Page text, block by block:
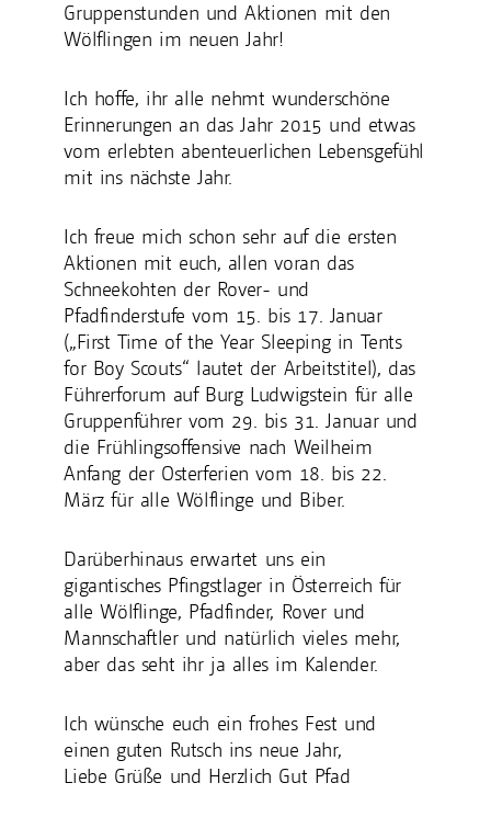
Gruppenstunden und Aktionen mit den
Wölflingen im neuen Jahr!
Ich hoffe, ihr alle nehmt wunderschöne
Erinnerungen an das Jahr 2015 und etwas
vom erlebten abenteuerlichen Lebensgefühl
mit ins nächste Jahr.
Ich freue mich schon sehr auf die ersten
Aktionen mit euch, allen voran das
Schneekohten der Rover- und
Pfadfinderstufe vom 15. bis 17. Januar
(„First Time of the Year Sleeping in Tents
for Boy Scouts“ lautet der Arbeitstitel), das
Führerforum auf Burg Ludwigstein für alle
Gruppenführer vom 29. bis 31. Januar und
die Frühlingsoffensive nach Weilheim
Anfang der Osterferien vom 18. bis 22.
März für alle Wölflinge und Biber.
Darüberhinaus erwartet uns ein
gigantisches Pfingstlager in Österreich für
alle Wölflinge, Pfadfinder, Rover und
Mannschaftler und natürlich vieles mehr,
aber das seht ihr ja alles im Kalender.
Ich wünsche euch ein frohes Fest und
einen guten Rutsch ins neue Jahr,
Liebe Grüße und Herzlich Gut Pfad